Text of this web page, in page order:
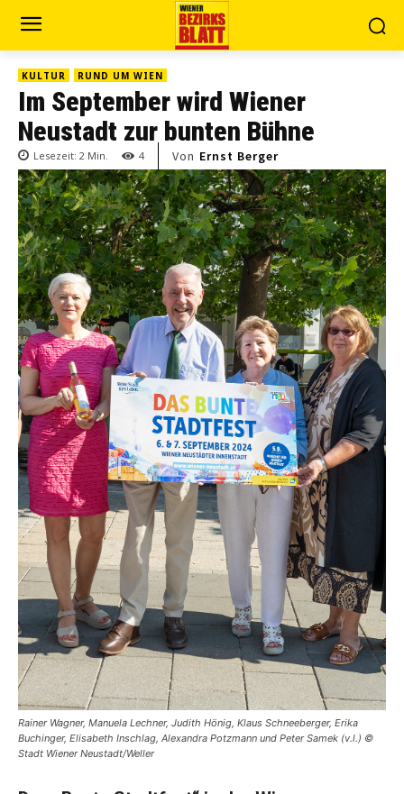
KULTUR RUND UM WIEN
Im September wird Wiener
Neustadt zur bunten Bühne
Lesezeit: 2 Min. 4 Von Ernst Berger
Rainer Wagner, Manuela Lechner, Judith Hönig, Klaus Schneeberger, Erika
Buchinger, Elisabeth Inschlag, Alexandra Potzmann und Peter Samek (v.l.) ©
Stadt Wiener Neustadt/Weller